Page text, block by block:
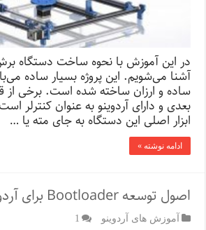
آشنا می‌شویم. این پروژه بسیار ساده
ساده و ارزان ساخته شده است. برخی
بعدی و دارای آردوینو به عنوان کنترلر
ابزار اصلی این دستگاه به جای مته یا …
ادامه نوشته »
اصول توسعه Bootloader برای آردوینو
آموزش های آردوینو 1